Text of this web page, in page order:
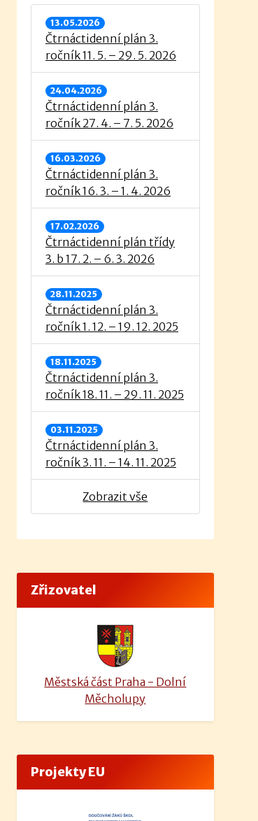
13.05.2026
Čtrnáctidenní plán 3.
ročník 11. 5. – 29. 5. 2026
24.04.2026
Čtrnáctidenní plán 3.
ročník 27. 4. – 7. 5. 2026
16.03.2026
Čtrnáctidenní plán 3.
ročník 16. 3. – 1. 4. 2026
17.02.2026
Čtrnáctidenní plán třídy
3. b 17. 2. – 6. 3. 2026
28.11.2025
Čtrnáctidenní plán 3.
ročník 1. 12. – 19. 12. 2025
18.11.2025
Čtrnáctidenní plán 3.
ročník 18. 11. – 29. 11. 2025
03.11.2025
Čtrnáctidenní plán 3.
ročník 3. 11. – 14. 11. 2025
Zobrazit vše
Zřizovatel
Městská část Praha - Dolní
Měcholupy
Projekty EU